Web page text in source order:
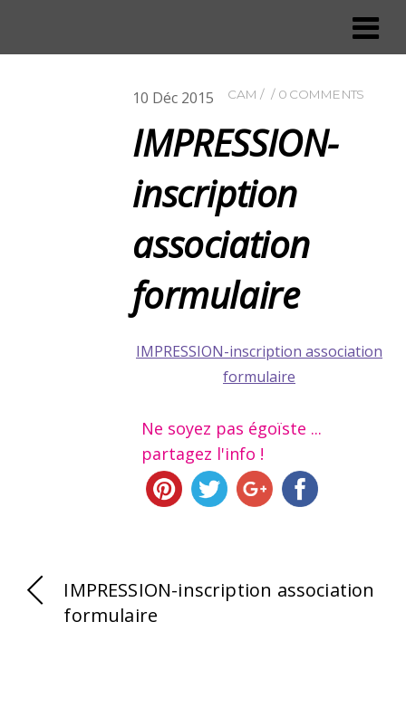
10 Déc 2015 CAM 0 COMMENTS
IMPRESSION-
inscription
association
formulaire
IMPRESSION-inscription association
formulaire
Ne soyez pas égoïste ...
partagez l'info !
IMPRESSION-inscription association
formulaire